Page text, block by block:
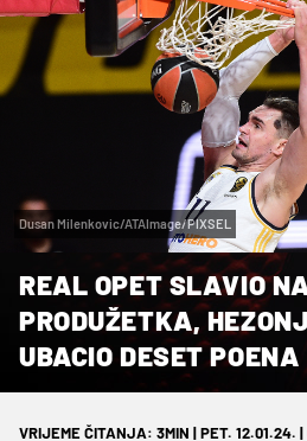
Dusan Milenkovic/ATAImage/PIXSEL
REAL OPET SLAVIO
PRODUŽETKA,
UBACIO DESET POENA
VRIJEME ČITANJA: 3MIN | PET. 12.01.24.